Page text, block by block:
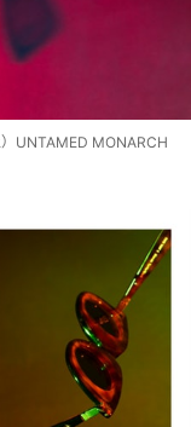
UNTAMED MONARCH